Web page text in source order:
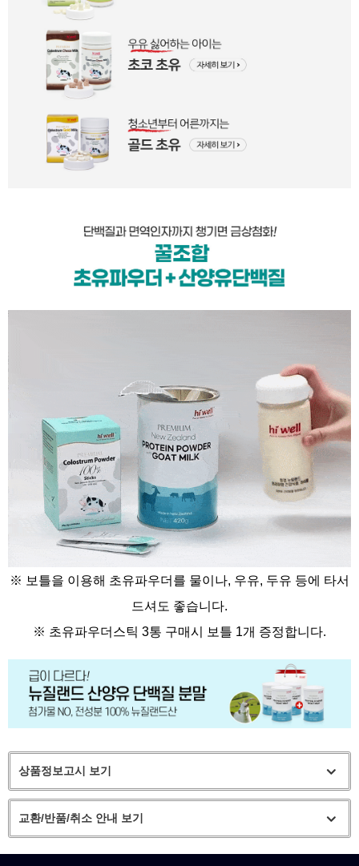
※ 보틀을 이용해 초유파우더를 물이나, 우유, 두유 등에 타서
드셔도 좋습니다.
※ 초유파우더스틱 3통 구매시 보틀 1개 증정합니다.
상품정보고시 보기
교환/반품/취소 안내 보기